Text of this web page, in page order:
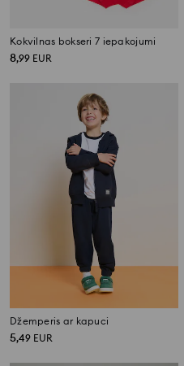
Kokvilnas bokseri 7 iepakojumi
8,99 EUR
Džemperis ar kapuci
5,49 EUR